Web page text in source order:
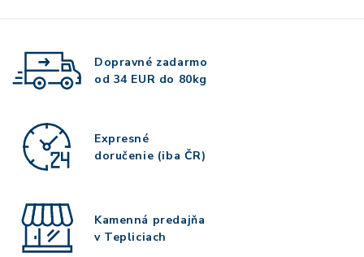
Dopravné zadarmo
od 34 EUR do 80kg
Expresné
doručenie (iba ČR)
Kamenná predajňa
v Tepliciach